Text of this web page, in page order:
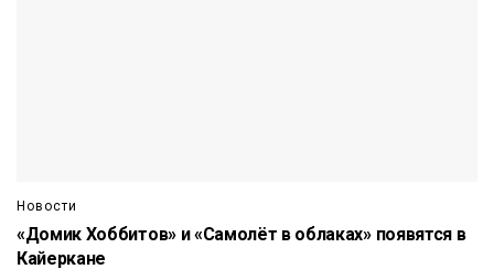
Новости
«Домик Хоббитов» и «Самолёт в облаках» появятся в
Кайеркане